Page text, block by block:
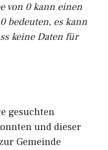
von 0 kann einen
bedeuten, es kann
keine Daten für
gesuchten
und dieser
Gemeinde